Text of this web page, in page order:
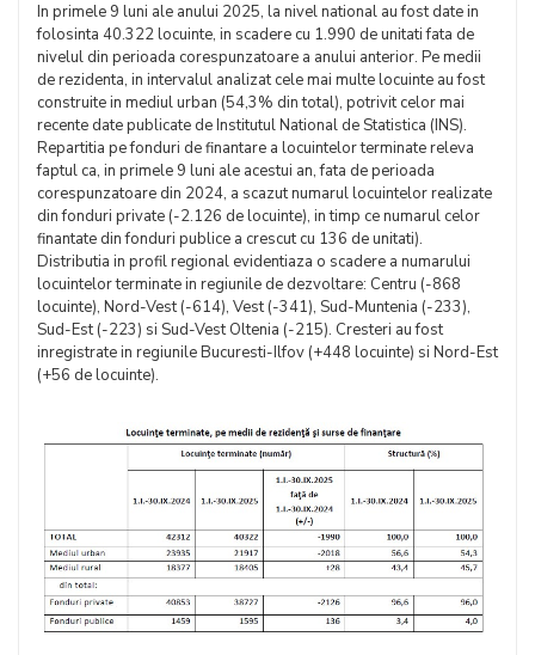
In primele 9 luni ale anului 2025, la nivel national au fost date in
folosinta 40.322 locuinte, in scadere cu 1.990 de unitati fata de
nivelul din perioada corespunzatoare a anului anterior. Pe medii
de rezidenta, in intervalul analizat cele mai multe locuinte au fost
construite in mediul urban (54,3% din total), potrivit celor mai
recente date publicate de Institutul National de Statistica (INS).
Repartitia pe fonduri de finantare a locuintelor terminate releva
faptul ca, in primele 9 luni ale acestui an, fata de perioada
corespunzatoare din 2024, a scazut numarul locuintelor realizate
din fonduri private (-2.126 de locuinte), in timp ce numarul celor
finantate din fonduri publice a crescut cu 136 de unitati).
Distributia in profil regional evidentiaza o scadere a numarului
locuintelor terminate in regiunile de dezvoltare: Centru (-868
locuinte), Nord-Vest (-614), Vest (-341), Sud-Muntenia (-233),
Sud-Est (-223) si Sud-Vest Oltenia (-215). Cresteri au fost
inregistrate in regiunile Bucuresti-Ilfov (+448 locuinte) si Nord-Est
(+56 de locuinte).